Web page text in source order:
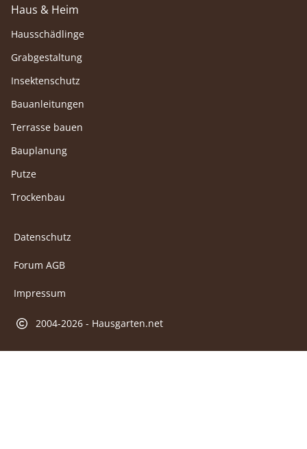
Haus & Heim
Hausschädlinge
Grabgestaltung
Insektenschutz
Bauanleitungen
Terrasse bauen
Bauplanung
Putze
Trockenbau
Datenschutz
Forum AGB
Impressum
2004-2026 - Hausgarten.net